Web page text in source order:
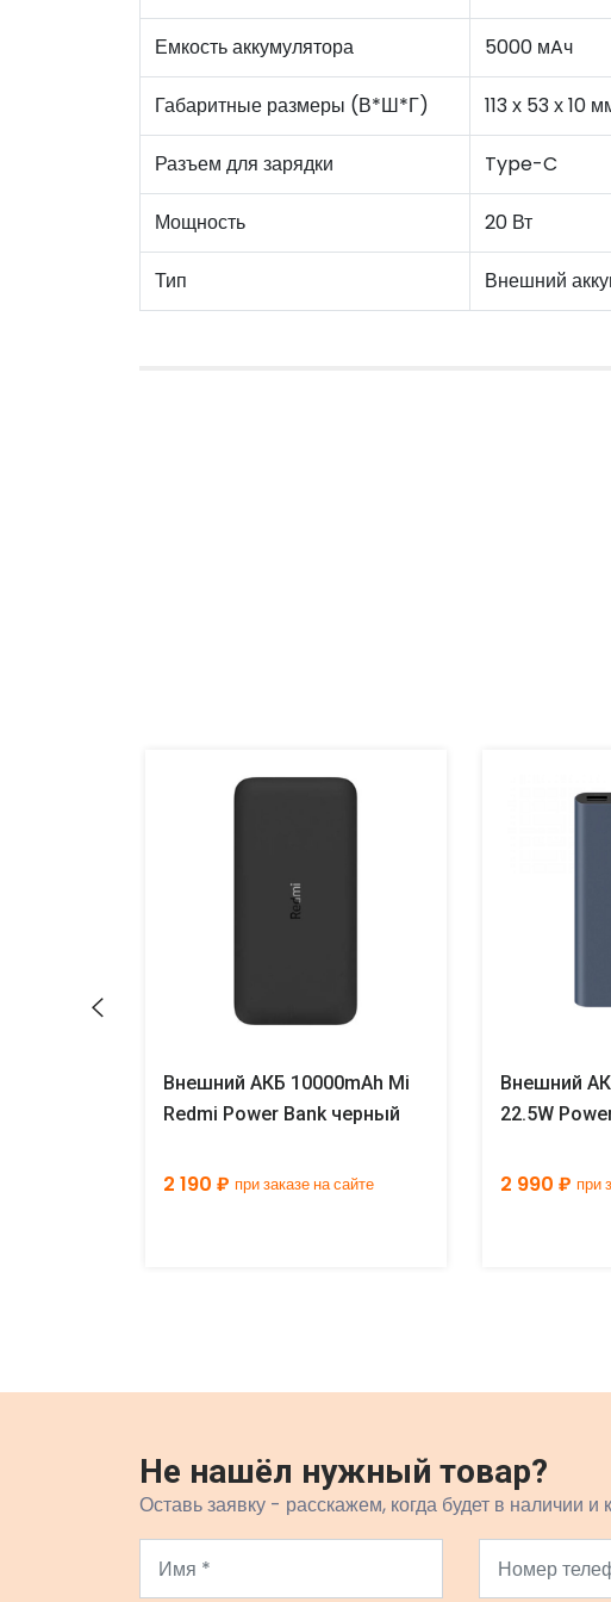
Емкость аккумулятора 5000 мAч
Габаритные размеры (В*Ш*Г) 113 х 53 х 10
Разъем для зарядки Type-C
Мощность 20 Вт
Тип Внешний
Внешний АКБ 10000mAh Mi
Redmi Power Bank черный
2 190 ₽ при заказе на сайте
Внешний
22.5W
2 990 ₽ при
Не нашёл нужный товар?
Оставь заявку - расскажем, когда будет в наличии и